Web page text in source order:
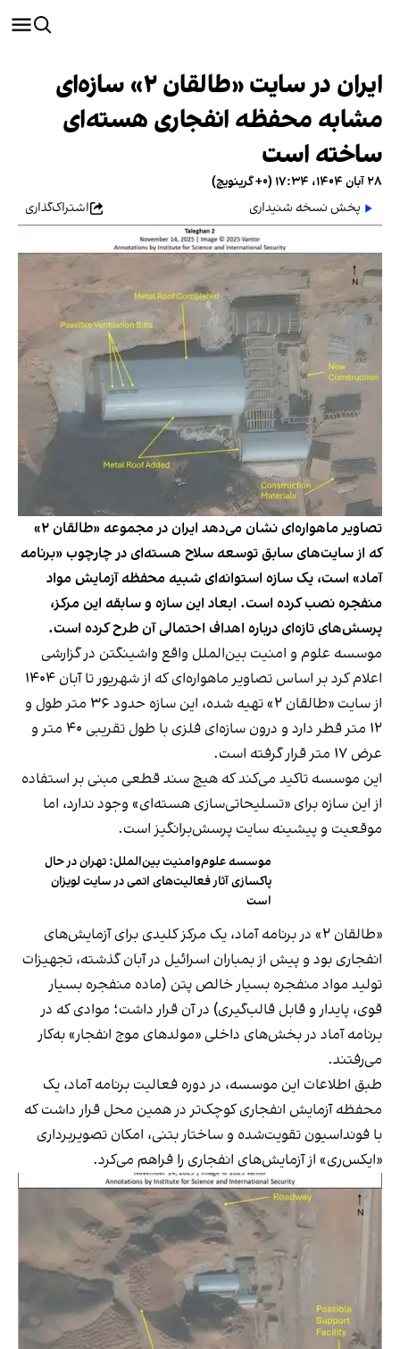
ایران در سایت «طالقان ۲» سازه‌ای
مشابه محفظه انفجاری هسته‌ای
ساخته است
۲۸ آبان ۱۴۰۴، ۱۷:۳۴ (‎+۰ گرینویچ)
پخش نسخه شنیداری
اشتراک‌گذاری
تصاویر ماهواره‌ای نشان می‌دهد ایران در مجموعه «طالقان ۲»
که از سایت‌های سابق توسعه سلاح هسته‌ای در چارچوب «برنامه
آماد» است، یک سازه استوانه‌ای شبیه محفظه آزمایش مواد
منفجره نصب کرده است. ابعاد این سازه‌ و سابقه این مرکز،
پرسش‌های تازه‌ای درباره اهداف احتمالی آن طرح کرده است.
موسسه علوم و امنیت بین‌الملل واقع واشینگتن در گزارشی
اعلام کرد بر اساس تصاویر ماهواره‌ای که از شهریور تا آبان ۱۴۰۴
از سایت «طالقان ۲» تهیه شده، این سازه حدود ۳۶ متر طول و
۱۲ متر قطر دارد و درون سازه‌ای فلزی با طول تقریبی ۴۰ متر و
عرض ۱۷ متر قرار گرفته است.
این موسسه تاکید می‌کند که هیچ سند قطعی مبنی بر استفاده
از این سازه برای «تسلیحاتی‌سازی هسته‌ای» وجود ندارد، اما
موقعیت و پیشینه سایت پرسش‌برانگیز است.
موسسه علوم‌و‌امنیت بین‌الملل: تهران در حال
پاکسازی آثار فعالیت‌های اتمی در سایت لویزان
است
«طالقان ۲» در برنامه آماد، یک مرکز کلیدی برای آزمایش‌های
انفجاری بود و پیش از بمباران اسرائیل در آبان گذشته، تجهیزات
تولید مواد منفجره بسیار خالص پتن (ماده منفجره بسیار
قوی، پایدار و قابل قالب‌گیری) در آن قرار داشت؛ موادی که در
برنامه آماد در بخش‌های داخلی «مولدهای موج انفجار» به‌کار
می‌رفتند.
طبق اطلاعات این موسسه، در دوره فعالیت برنامه آماد، یک
محفظه آزمایش انفجاری کوچک‌تر در همین محل قرار داشت که
با فونداسیون تقویت‌شده و ساختار بتنی، امکان تصویربرداری
«ایکس‌ری» از آزمایش‌های انفجاری را فراهم می‌کرد.